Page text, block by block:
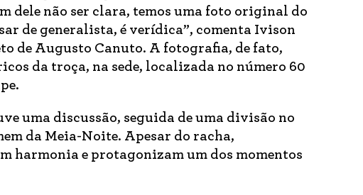
dele não ser clara, temos uma foto original do
de generalista, é verídica”, comenta Ivison
de Augusto Canuto. A fotografia, de fato,
da troça, na sede, localizada no número 60
uma discussão, seguida de uma divisão no
da Meia-Noite. Apesar do racha,
harmonia e protagonizam um dos momentos